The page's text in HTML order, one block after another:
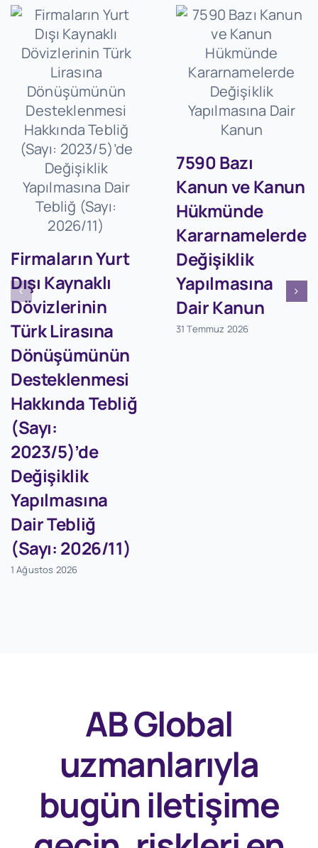
Firmaların Yurt
Dışı Kaynaklı
Dövizlerinin
Türk Lirasına
Dönüşümünün
Desteklenmesi
Hakkında Tebliğ
(Sayı:
2023/5)’de
Değişiklik
Yapılmasına
Dair Tebliğ
(Sayı: 2026/11)
1 Ağustos 2026
7590 Bazı
Kanun ve Kanun
Hükmünde
Kararnamelerde
Değişiklik
Yapılmasına
Dair Kanun
31 Temmuz 2026
AB Global
uzmanlarıyla
bugüniletişime